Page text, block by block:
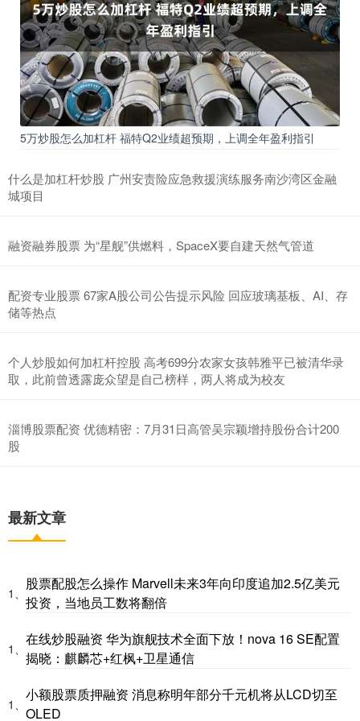
5万炒股怎么加杠杆 福特Q2业绩超预期，上调全年盈利指引
什么是加杠杆炒股 广州安责险应急救援演练服务南沙湾区金融
城项目
融资融券股票 为“星舰”供燃料，SpaceX要自建天然气管道
配资专业股票 67家A股公司公告提示风险 回应玻璃基板、AI、存
储等热点
个人炒股如何加杠杆控股 高考699分农家女孩韩雅平已被清华录
取，此前曾透露庞众望是自己榜样，两人将成为校友
淄博股票配资 优德精密：7月31日高管吴宗颖增持股份合计200
股
最新文章
1、
股票配股怎么操作 Marvell未来3年向印度追加2.5亿美元
投资，当地员工数将翻倍
1、
在线炒股融资 华为旗舰技术全面下放！nova 16 SE配置
揭晓：麒麟芯+红枫+卫星通信
1、
小额股票质押融资 消息称明年部分千元机将从LCD切至
OLED